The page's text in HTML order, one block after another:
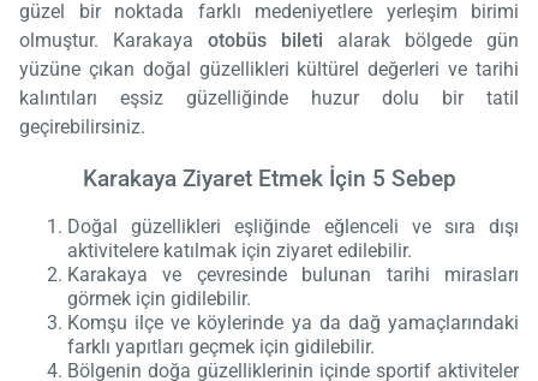
güzel bir noktada farklı medeniyetlere yerleşim birimi
olmuştur. Karakaya otobüs bileti alarak bölgede gün
yüzüne çıkan doğal güzellikleri kültürel değerleri ve tarihi
kalıntıları eşsiz güzelliğinde huzur dolu bir tatil
geçirebilirsiniz.
Karakaya Ziyaret Etmek İçin 5 Sebep
Doğal güzellikleri eşliğinde eğlenceli ve sıra dışı
aktivitelere katılmak için ziyaret edilebilir.
Karakaya ve çevresinde bulunan tarihi mirasları
görmek için gidilebilir.
Komşu ilçe ve köylerinde ya da dağ yamaçlarındaki
farklı yapıtları geçmek için gidilebilir.
Bölgenin doğa güzelliklerinin içinde sportif aktiviteler